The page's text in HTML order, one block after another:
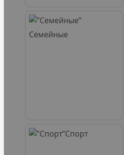
Семейные
Спорт